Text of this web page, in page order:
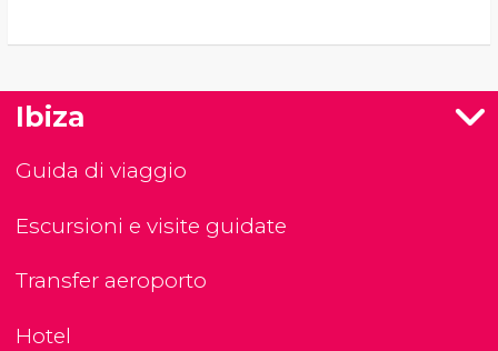
Ibiza
Guida di viaggio
Escursioni e visite guidate
Transfer aeroporto
Hotel